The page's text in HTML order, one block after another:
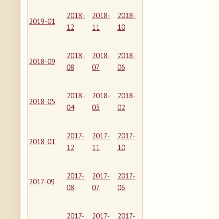
2019-01
2018-
12
2018-
11
2018-
10
2018-09
2018-
08
2018-
07
2018-
06
2018-05
2018-
04
2018-
03
2018-
02
2018-01
2017-
12
2017-
11
2017-
10
2017-09
2017-
08
2017-
07
2017-
06
2017- 2017- 2017-